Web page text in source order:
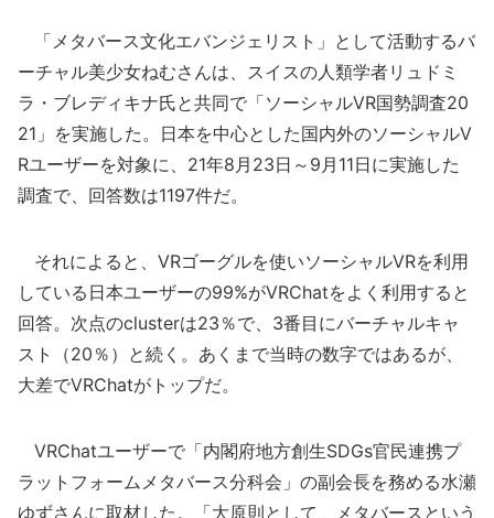
「メタバース文化エバンジェリスト」として活動するバ
ーチャル美少女ねむさんは、スイスの人類学者リュドミ
ラ・ブレディキナ氏と共同で「ソーシャルVR国勢調査20
21」を実施した。日本を中心とした国内外のソーシャルV
Rユーザーを対象に、21年8月23日～9月11日に実施した
調査で、回答数は1197件だ。
それによると、VRゴーグルを使いソーシャルVRを利用
している日本ユーザーの99%がVRChatをよく利用すると
回答。次点のclusterは23％で、3番目にバーチャルキャ
スト（20％）と続く。あくまで当時の数字ではあるが、
大差でVRChatがトップだ。
VRChatユーザーで「内閣府地方創生SDGs官民連携プ
ラットフォームメタバース分科会」の副会長を務める水瀬
ゆずさんに取材した。「大原則として、メタバースという